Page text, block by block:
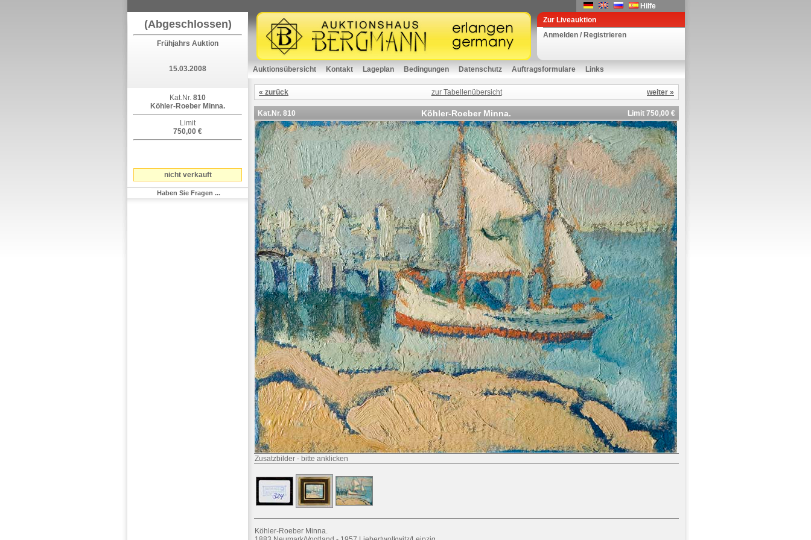
Hilfe
(Abgeschlossen)
Frühjahrs Auktion
15.03.2008
Kat.Nr. 810
Köhler-Roeber Minna.
Limit
750,00 €
nicht verkauft
Haben Sie Fragen ...
Zur Liveauktion
Anmelden / Registrieren
Auktionsübersicht Kontakt Lageplan Bedingungen Datenschutz Auftragsformulare Links
« zurück zur Tabellenübersicht weiter »
Kat.Nr. 810 Köhler-Roeber Minna. Limit 750,00 €
Zusatzbilder - bitte anklicken
Köhler-Roeber Minna.